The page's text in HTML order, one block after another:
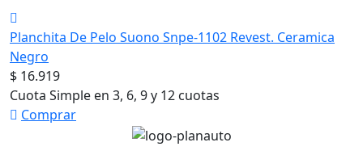
Planchita De Pelo Suono Snpe-1102 Revest. Ceramica
Negro
$ 16.919
Cuota Simple en 3, 6, 9 y 12 cuotas
Comprar